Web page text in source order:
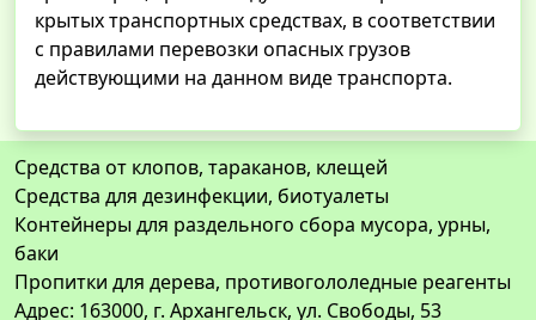
крытых транспортных средствах, в соответствии
с правилами перевозки опасных грузов
действующими на данном виде транспорта.
Средства от клопов, тараканов, клещей
Средства для дезинфекции, биотуалеты
Контейнеры для раздельного сбора мусора, урны,
баки
Пропитки для дерева, противогололедные реагенты
Адрес: 163000, г. Архангельск, ул. Свободы, 53